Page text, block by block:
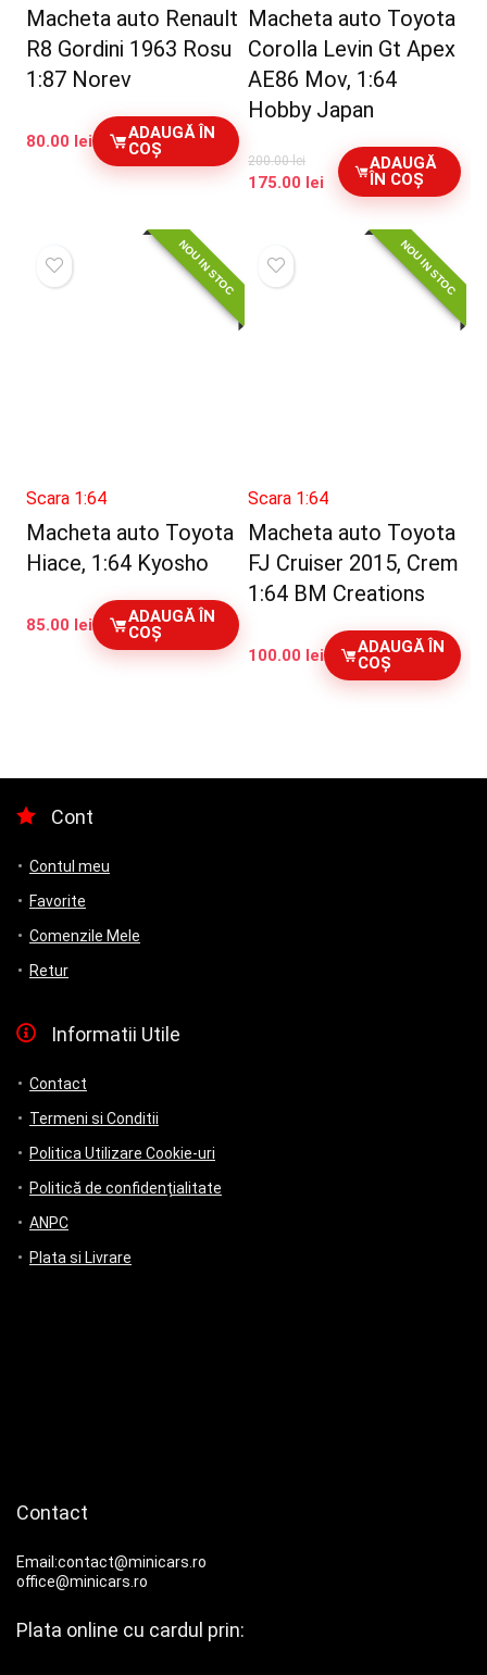
Macheta auto Renault
R8 Gordini 1963 Rosu
1:87 Norev
80.00 lei
ADAUGĂ ÎN
COȘ
Macheta auto Toyota
Corolla Levin Gt Apex
AE86 Mov, 1:64
Hobby Japan
200.00lei
Prețul
200.00 lei.
175.00 lei Prețul
curent
175.00 lei.
ADAUGĂ
ÎN COȘ
NOU IN STOC
Scara 1:64
Macheta auto Toyota
Hiace, 1:64 Kyosho
85.00 lei
ADAUGĂ ÎN
COȘ
NOU IN STOC
Scara 1:64
Macheta auto Toyota
FJ Cruiser 2015, Crem
1:64 BM Creations
100.00 lei
ADAUGĂ ÎN
COȘ
Cont
Contul meu
Favorite
Comenzile Mele
Retur
Informatii Utile
Contact
Termeni si Conditii
Politica Utilizare Cookie-uri
Politică de confidențialitate
ANPC
Plata si Livrare
Contact
Email:contact@minicars.ro
office@minicars.ro
Plata online cu cardul prin: